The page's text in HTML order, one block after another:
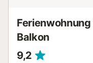
Balkon
9,2